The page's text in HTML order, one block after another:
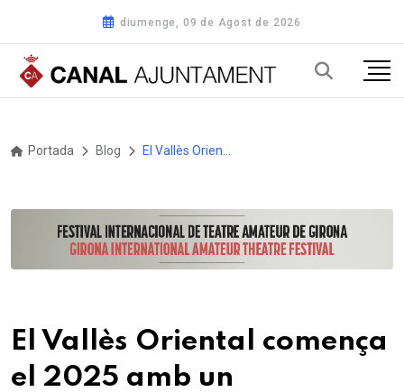
diumenge, 09 de Agost de 2026
Portada Blog
El Vallès Oriental comença
el 2025 amb un